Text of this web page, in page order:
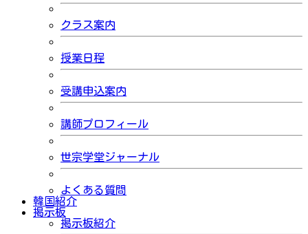
クラス案内
授業日程
受講申込案内
講師プロフィール
世宗学堂ジャーナル
よくある質問
韓国紹介
掲示板
掲示板紹介